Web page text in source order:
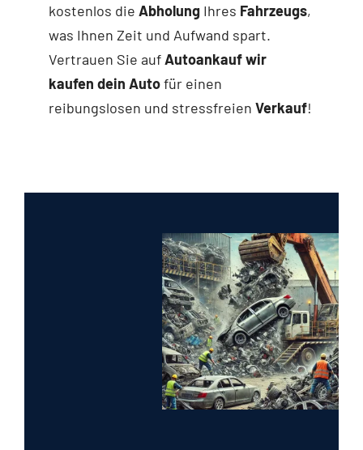
kostenlos die AbholungIhres Fahrzeugs,
was Ihnen Zeit und Aufwand spart.
Vertrauen Sie aufAutoankauf wir
kaufen dein Autofür einen
reibungslosen und stressfreien Verkauf!